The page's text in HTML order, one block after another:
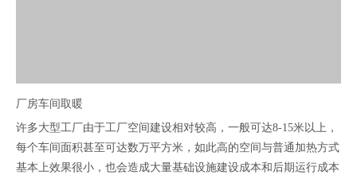
厂房车间取暖
许多大型工厂由于工厂空间建设相对较高，一般可达8-15米以上，
每个车间面积甚至可达数万平方米，如此高的空间与普通加热方式
基本上效果很小，也会造成大量基础设施建设成本和后期运行成本